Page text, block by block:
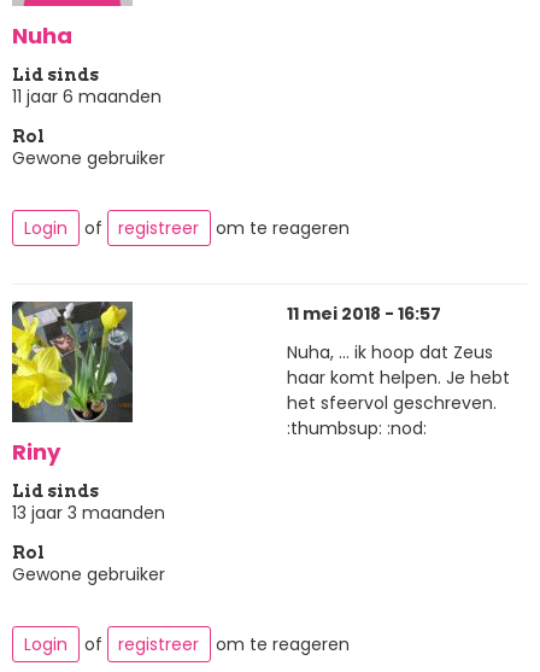
Nuha
Lid sinds
11 jaar 6 maanden
Rol
Gewone gebruiker
Login of registreer om te reageren
Riny
Lid sinds
13 jaar 3 maanden
Rol
Gewone gebruiker
11 mei 2018 - 16:57
Nuha, ... ik hoop dat Zeus
haar komt helpen. Je hebt
het sfeervol geschreven.
:thumbsup: :nod:
Login of registreer om te reageren